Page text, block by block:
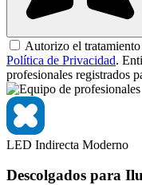
Autorizo el tratamiento
Política de Privacidad.
profesionales registrados
LED Indirecta Moderno
Descolgados para